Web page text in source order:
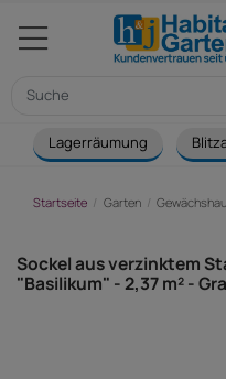
Lagerräumung
Startseite Garten
Sockel aus verzinktem
"Basilikum" - 2,37 m² -